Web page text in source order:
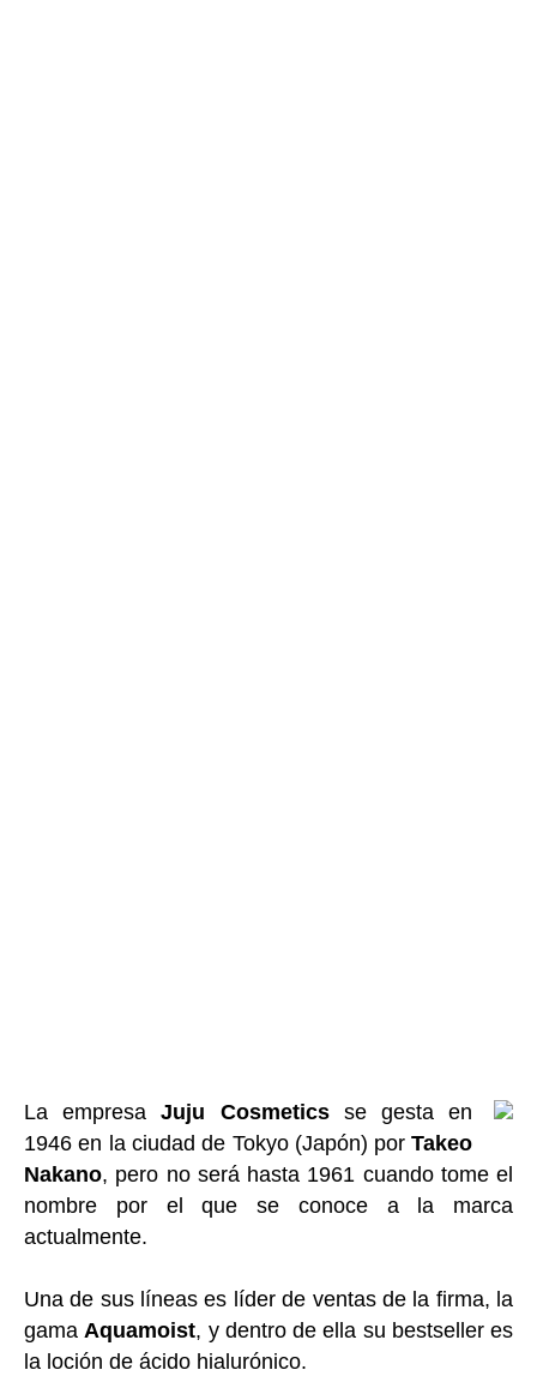
La empresaJuju Cosmetics se gesta en
1946 en la ciudad de Tokyo (Japón) porTakeo
Nakano, pero no será hasta 1961 cuando tome el
nombre por el que se conoce a la marca
actualmente.
Una de sus líneas es líder de ventas de la firma, la
gamaAquamoist, y dentro de ella su bestseller es
la loción de ácido hialurónico.